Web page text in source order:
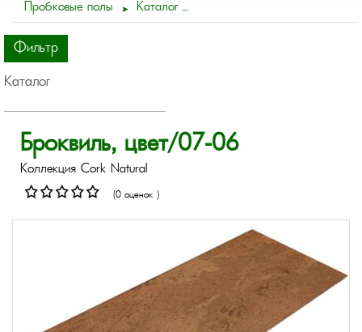
Пробковые полы Каталог
Фильтр
Каталог
Броквиль, цвет/07-06
Коллекция Cork Natural
(0 оценок )